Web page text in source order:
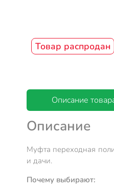
Товар распродан
Описание
Описание
Муфта переходная
и дачи.
Почему выбирают: